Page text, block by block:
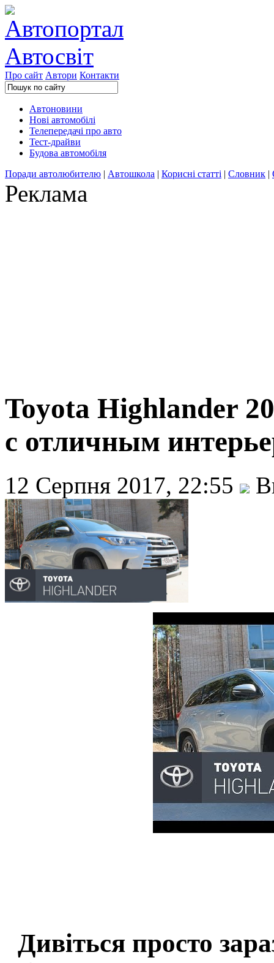
Про сайт Автори Контакти
Автоновини
Нові автомобілі
Телепередачі про авто
Тест-драйви
Будова автомобіля
Поради автолюбителю | Автошкола | Корисні статті | Словник |
Реклама
Toyota Highlander
с отличным
12 Серпня 2017, 22:55
Дивіться просто